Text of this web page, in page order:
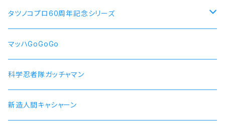
【ロキシー・ミグルディア】腕時計 本数限定商品
【シルフィエット】腕時計 本数限定商品
【ルイジェルド】腕時計 本数限定
【パウロ・グレイラッド】腕時計 本数限定
すずしろ モデル
紅
ラン モデル
かにこ
タツノコプロ60周年記念シリーズ
マッハGoGoGo 55周年記念モデル
科学忍者隊ガッチャマン 50周年記念モデル
新造人間キャシャーン 50周年記念モデル
マッハGoGoGo
科学忍者隊ガッチャマン
新造人間キャシャーン